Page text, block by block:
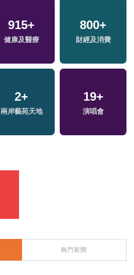
915+
健康及醫療
800+
財經及消費
2+
兩岸藝苑天地
19+
演唱會
熱門新聞